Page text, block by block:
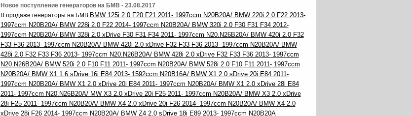
Новое поступление генераторов на БМВ - 23.08.2017
В продаже генераторы на БМВ BMW 125i 2.0 F20 F21 2011- 1997ccm N20B20A/ BMW 220i 2.0 F22 2013-
1997ccm N20B20A/ BMW 228i 2.0 F22 2014- 1997ccm N20B20A/ BMW 320i 2.0 F30 F31 F34 2012-
1997ccm N20B20A/ BMW 328i 2.0 xDrive F30 F31 F34 2011- 1997ccm N20.N26B20A/ BMW 420i 2.0 F32
F33 F36 2013- 1997ccm N20B20A/ BMW 420i 2.0 xDrive F32 F33 F36 2013- 1997ccm N20B20A/ BMW
428i 2.0 F32 F33 F36 2013- 1997ccm N20.N26B20A/ BMW 428i 2.0 xDrive F32 F33 F36 2013- 1997ccm
N20.N26B20A/ BMW 520i 2.0 F10 F11 2011- 1997ccm N20B20A/ BMW 528i 2.0 F10 F11 2011- 1997ccm
N20B20A/ BMW X1 1.6 sDrive 16i E84 2013- 1592ccm N20B16A/ BMW X1 2.0 sDrive 20i E84 2011-
1997ccm N20B20A/ BMW X1 2.0 xDrive 20i E84 2011- 1997ccm N20B20A/ BMW X1 2.0 xDrive 28i E84
2011- 1997ccm N20.N26B20A/ MW X3 2.0 xDrive 20i F25 2011- 1997ccm N20B20A/ BMW X3 2.0 xDrive
28i F25 2011- 1997ccm N20B20A/ BMW X4 2.0 xDrive 20i F26 2014- 1997ccm N20B20A/ BMW X4 2.0
xDrive 28i F26 2014- 1997ccm N20B20A/ BMW Z4 2.0 sDrive 18i E89 2013- 1997ccm N20B20A